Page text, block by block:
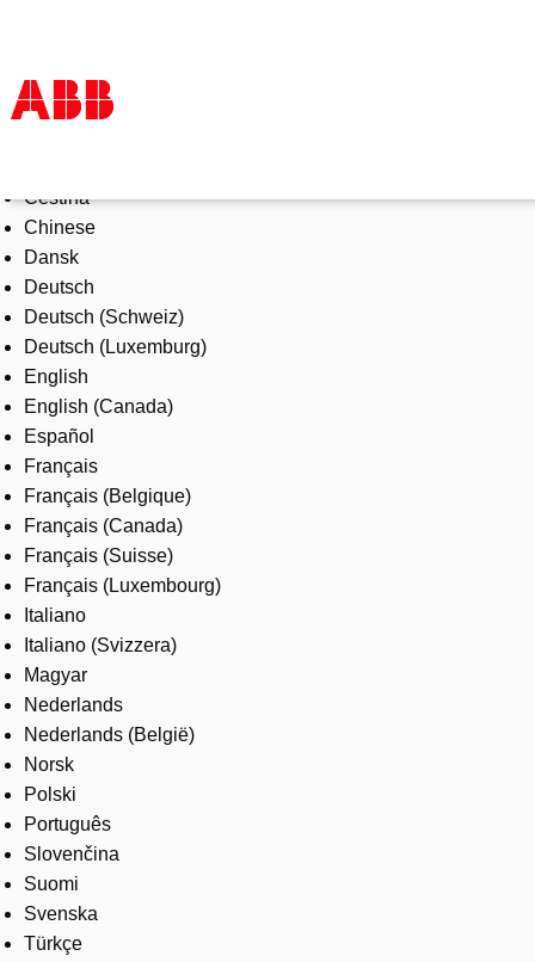
Products & Solutions
Industries
Services
About us
Where to buy
Contact us
Careers
Čeština
Chinese
Dansk
Deutsch
Deutsch (Schweiz)
Deutsch (Luxemburg)
English
English (Canada)
Español
Français
Français (Belgique)
Français (Canada)
Français (Suisse)
Français (Luxembourg)
Italiano
Italiano (Svizzera)
Magyar
Nederlands
Nederlands (België)
Norsk
Polski
Português
Slovenčina
Suomi
Svenska
Türkçe